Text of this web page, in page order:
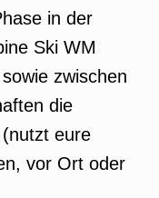
in der
Ski WM
zwischen
die
eure
vor Ort oder